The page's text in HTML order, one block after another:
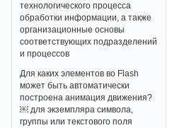
технологического процесса
обработки информации, а также
организационные основы
соответствующих подразделений
и процессов
Для каких элементов во Flash
может быть автоматически
построена анимация движения?
￼ для экземпляра символа,
группы или текстового поля